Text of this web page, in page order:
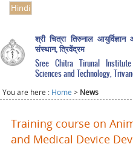
Hindi
श्री चित्रा तिरुनाल आयुर्विज्ञान
संस्थान, त्रिवेंद्रम
Sree Chitra Tirunal
Sciences and Technology,
You are here : Home > News
Training course on
and Medical Device